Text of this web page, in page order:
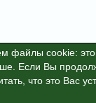
файлы cookie: это
Если Вы
что это Вас
site is protected